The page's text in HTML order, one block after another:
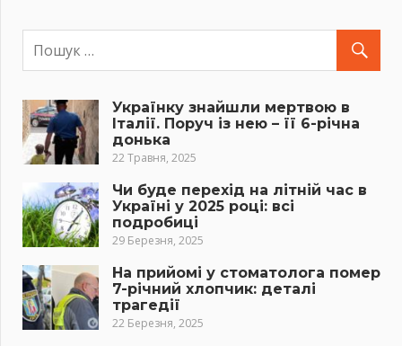
Українку знайшли мертвою в
Італії. Поруч із нею – її 6-річна
донька
22 Травня, 2025
Чи буде перехід на літній час в
Україні у 2025 році: всі
подробиці
29 Березня, 2025
На прийомі у стоматолога помер
7-річний хлопчик: деталі
трагедії
22 Березня, 2025